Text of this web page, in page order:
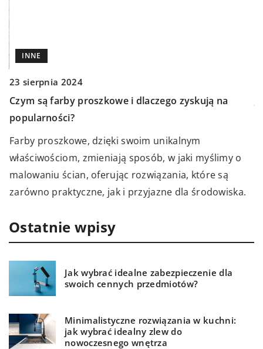
INNE
23 sierpnia 2024
Czym są farby proszkowe i dlaczego zyskują na
popularności?
Farby proszkowe, dzięki swoim unikalnym
właściwościom, zmieniają sposób, w jaki myślimy o
malowaniu ścian, oferując rozwiązania, które są
zarówno praktyczne, jak i przyjazne dla środowiska.
Ostatnie wpisy
Jak wybrać idealne zabezpieczenie dla
swoich cennych przedmiotów?
Minimalistyczne rozwiązania w kuchni:
jak wybrać idealny zlew do
nowoczesnego wnętrza